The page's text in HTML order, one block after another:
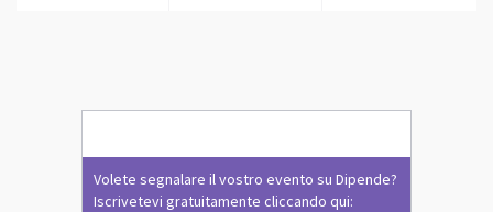
Volete segnalare il vostro evento su Dipende?
Iscrivetevi gratuitamente cliccando qui: